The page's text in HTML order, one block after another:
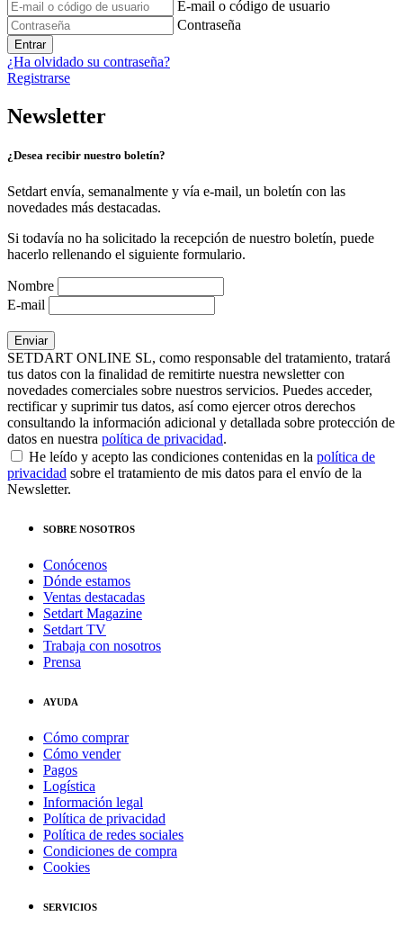
E-mail o código de usuario
Contraseña
Entrar
¿Ha olvidado su contraseña?
Registrarse
Newsletter
¿Desea recibir nuestro boletín?
Setdart envía, semanalmente y vía e-mail, un boletín con las
novedades más destacadas.
Si todavía no ha solicitado la recepción de nuestro boletín, puede
hacerlo rellenando el siguiente formulario.
Nombre
E-mail
SETDART ONLINE SL, como responsable del tratamiento, tratará
tus datos con la finalidad de remitirte nuestra newsletter con
novedades comerciales sobre nuestros servicios. Puedes acceder,
rectificar y suprimir tus datos, así como ejercer otros derechos
consultando la información adicional y detallada sobre protección de
datos en nuestra política de privacidad.
He leído y acepto las condiciones contenidas en la política de
privacidad sobre el tratamiento de mis datos para el envío de la
Newsletter.
SOBRE NOSOTROS
Conócenos
Dónde estamos
Ventas destacadas
Setdart Magazine
Setdart TV
Trabaja con nosotros
Prensa
AYUDA
Cómo comprar
Cómo vender
Pagos
Logística
Información legal
Política de privacidad
Política de redes sociales
Condiciones de compra
Cookies
SERVICIOS